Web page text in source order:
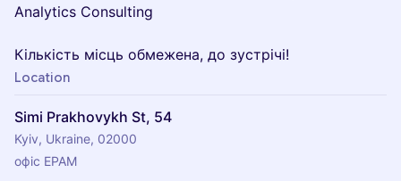
Analytics Consulting
Кількість місць обмежена, до зустрічі!
Location
Simi Prakhovykh St, 54
Kyiv, Ukraine, 02000
офіс EPAM